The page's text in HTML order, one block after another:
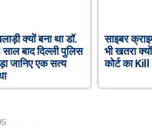
क्यों बना था डॉ.
बाद दिल्ली पुलिस
जानिए एक सत्य
साइबर
भी खतरा
कोर्ट का